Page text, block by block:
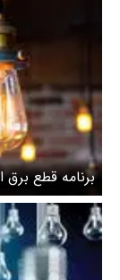
برنامه قطع برق